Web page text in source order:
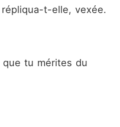
t-elle, vexée.
tu mérites du